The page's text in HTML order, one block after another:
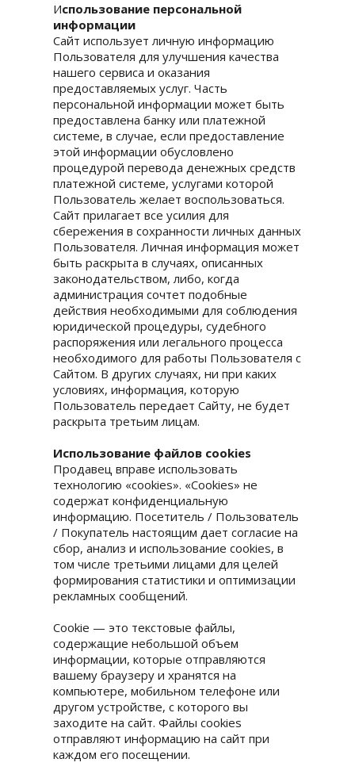
Использование персональной
информации
Сайт использует личную информацию
Пользователя для улучшения качества
нашего сервиса и оказания
предоставляемых услуг. Часть
персональной информации может быть
предоставлена банку или платежной
системе, в случае, если предоставление
этой информации обусловлено
процедурой перевода денежных средств
платежной системе, услугами которой
Пользователь желает воспользоваться.
Сайт прилагает все усилия для
сбережения в сохранности личных данных
Пользователя. Личная информация может
быть раскрыта в случаях, описанных
законодательством, либо, когда
администрация сочтет подобные
действия необходимыми для соблюдения
юридической процедуры, судебного
распоряжения или легального процесса
необходимого для работы Пользователя с
Сайтом. В других случаях, ни при каких
условиях, информация, которую
Пользователь передает Сайту, не будет
раскрыта третьим лицам.
Использование файлов cookies
Продавец вправе использовать
технологию «cookies». «Cookies» не
содержат конфиденциальную
информацию. Посетитель / Пользователь
/ Покупатель настоящим дает согласие на
сбор, анализ и использование cookies, в
том числе третьими лицами для целей
формирования статистики и оптимизации
рекламных сообщений.
Cookie — это текстовые файлы,
содержащие небольшой объем
информации, которые отправляются
вашему браузеру и хранятся на
компьютере, мобильном телефоне или
другом устройстве, с которого вы
заходите на сайт. Файлы cookies
отправляют информацию на сайт при
каждом его посещении.